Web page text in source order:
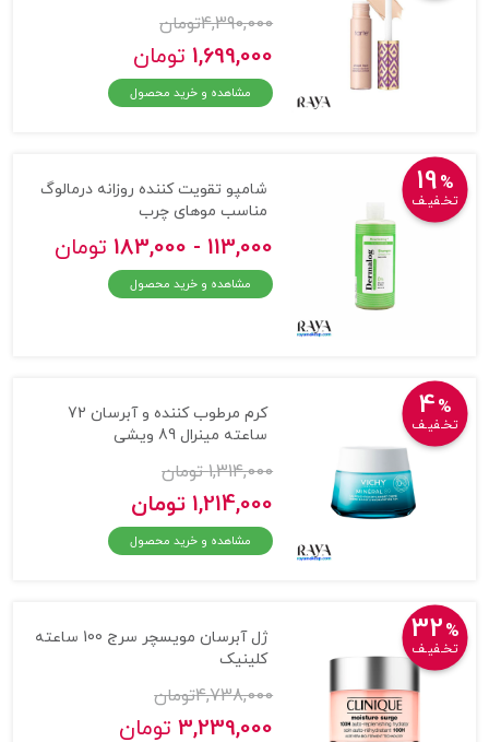
4,390,000تومان
1,699,000 تومان
مشاهده و خرید محصول
19%
تخـفیـف
شامپو تقویت کننده روزانه درمالوگ
مناسب موهای چرب
113,000 - 183,000 تومان
مشاهده و خرید محصول
4%
تخـفیـف
کرم مرطوب کننده و آبرسان 72
ساعته مینرال 89 ویشی
1,314,000 تومان
1,214,000 تومان
مشاهده و خرید محصول
32%
تخـفیـف
ژل آبرسان مویسچر سرج 100 ساعته
کلینیک
4,738,000تومان
3,239,000 تومان